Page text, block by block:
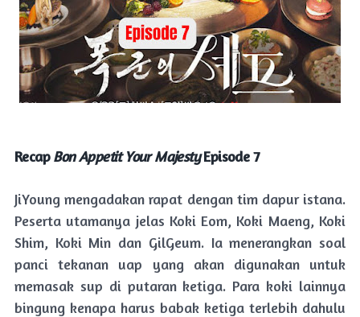
RecapBon Appetit Your MajestyEpisode 7
JiYoung mengadakan rapat dengan tim dapur istana.
Peserta utamanya jelas Koki Eom, Koki Maeng, Koki
Shim, Koki Min dan GilGeum. Ia menerangkan soal
panci tekanan uap yang akan digunakan untuk
memasak sup di putaran ketiga. Para koki lainnya
bingung kenapa harus babak ketiga terlebih dahulu